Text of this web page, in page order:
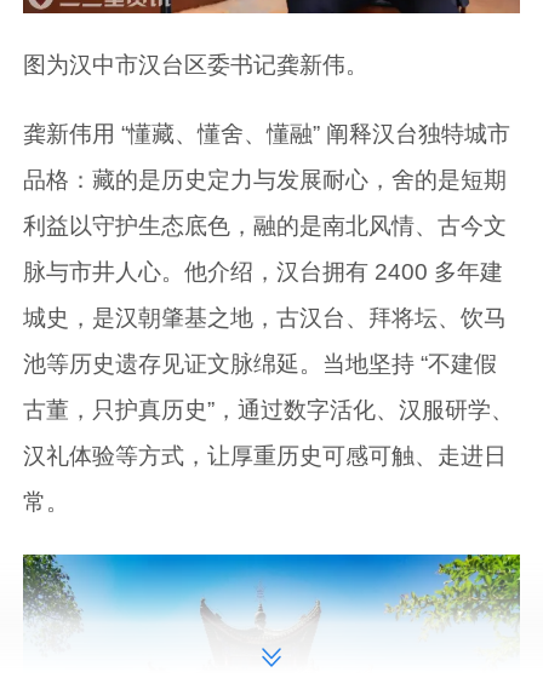
图为汉中市汉台区委书记龚新伟。
龚新伟用 “懂藏、懂舍、懂融” 阐释汉台独特城市
品格：藏的是历史定力与发展耐心，舍的是短期
利益以守护生态底色，融的是南北风情、古今文
脉与市井人心。他介绍，汉台拥有 2400 多年建
城史，是汉朝肇基之地，古汉台、拜将坛、饮马
池等历史遗存见证文脉绵延。当地坚持 “不建假
古董，只护真历史”，通过数字活化、汉服研学、
汉礼体验等方式，让厚重历史可感可触、走进日
常。